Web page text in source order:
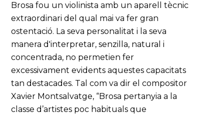
Brosa fou un violinista amb un aparell tècnic
extraordinari del qual mai va fer gran
ostentació. La seva personalitat i la seva
manera d'interpretar, senzilla, natural i
concentrada, no permetien fer
excessivament evidents aquestes capacitats
tan destacades. Tal com va dir el compositor
Xavier Montsalvatge, “Brosa pertanyia a la
classe d’artistes poc habituals que